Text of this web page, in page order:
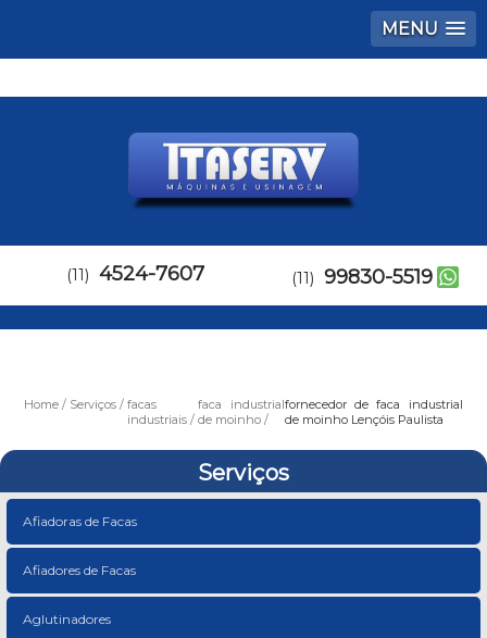
MENU
(11) 4524-7607 (11) 99830-5519
Home Serviços
facas
industriais
faca industrial
de moinho
fornecedor de faca industrial
de moinho Lençóis Paulista
Serviços
Afiadoras de Facas
Afiadores de Facas
Aglutinadores